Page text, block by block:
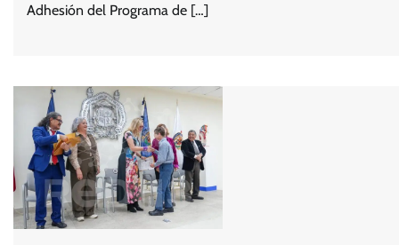
Adhesión del Programa de […]